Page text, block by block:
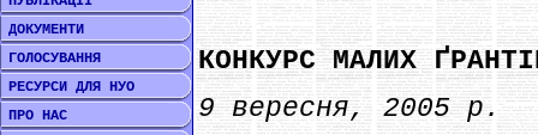
ДОКУМЕНТИ
ГОЛОСУВАННЯ
РЕСУРСИ ДЛЯ НУО
ПРО НАС
КОНКУРС МАЛИХ
9 вересня, 2005 р.